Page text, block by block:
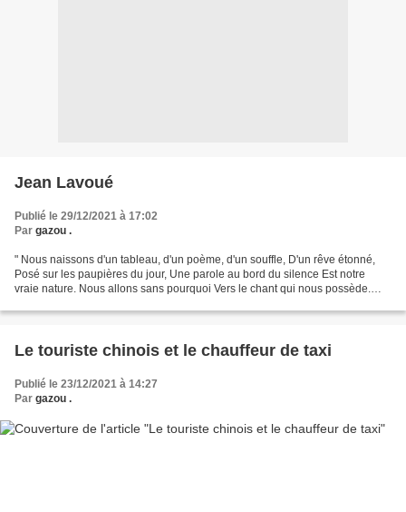
Jean Lavoué
Publié le 29/12/2021 à 17:02
Par gazou .
" Nous naissons d'un tableau, d'un poème, d'un souffle, D'un rêve étonné,
Posé sur les paupières du jour, Une parole au bord du silence Est notre
vraie nature. Nous allons sans pourquoi Vers le chant qui nous possède.
Le touriste chinois et le chauffeur de taxi
Publié le 23/12/2021 à 14:27
Par gazou .